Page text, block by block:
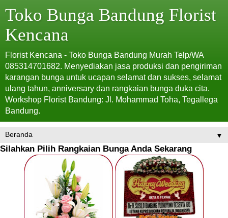
Toko Bunga Bandung Florist
Kencana
Florist Kencana - Toko Bunga Bandung Murah Telp/WA
085314701682. Menyediakan jasa produksi dan pengiriman
karangan bunga untuk ucapan selamat dan sukses, selamat
ulang tahun, anniversary dan rangkaian bunga duka cita.
Workshop Florist Bandung: Jl. Mohammad Toha, Tegallega
Bandung.
▼
Silahkan Pilih Rangkaian Bunga Anda Sekarang